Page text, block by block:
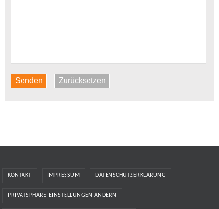
Senden Zurücksetzen
KONTAKT IMPRESSUM DATENSCHUTZERKLÄRUNG
PRIVATSPHÄRE-EINSTELLUNGEN ÄNDERN